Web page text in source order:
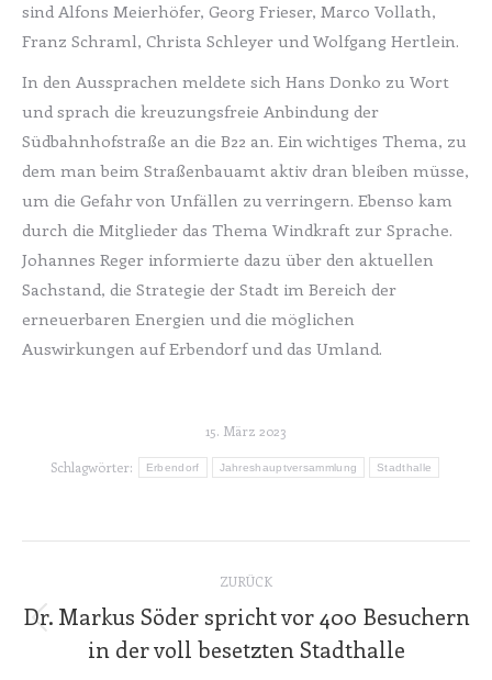
sind Alfons Meierhöfer, Georg Frieser, Marco Vollath,
Franz Schraml, Christa Schleyer und Wolfgang Hertlein.
In den Aussprachen meldete sich Hans Donko zu Wort
und sprach die kreuzungsfreie Anbindung der
Südbahnhofstraße an die B22 an. Ein wichtiges Thema, zu
dem man beim Straßenbauamt aktiv dran bleiben müsse,
um die Gefahr von Unfällen zu verringern. Ebenso kam
durch die Mitglieder das Thema Windkraft zur Sprache.
Johannes Reger informierte dazu über den aktuellen
Sachstand, die Strategie der Stadt im Bereich der
erneuerbaren Energien und die möglichen
Auswirkungen auf Erbendorf und das Umland.
15. März 2023
Schlagwörter: Erbendorf Jahreshauptversammlung Stadthalle
Kommentarnavigation
ZURÜCK
Vorheriger
Beitrag:
Dr. Markus Söder spricht vor 400 Besuchern
in der voll besetzten Stadthalle